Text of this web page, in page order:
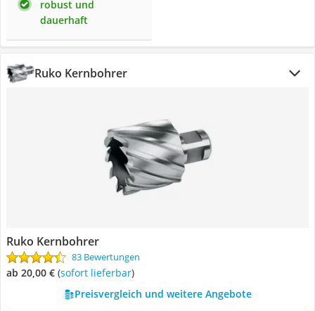
robust und
dauerhaft
Ruko Kernbohrer
Ruko Kernbohrer
83 Bewertungen
ab 20,00 € ( Sofort lieferbar)
Preisvergleich und weitere Angebote